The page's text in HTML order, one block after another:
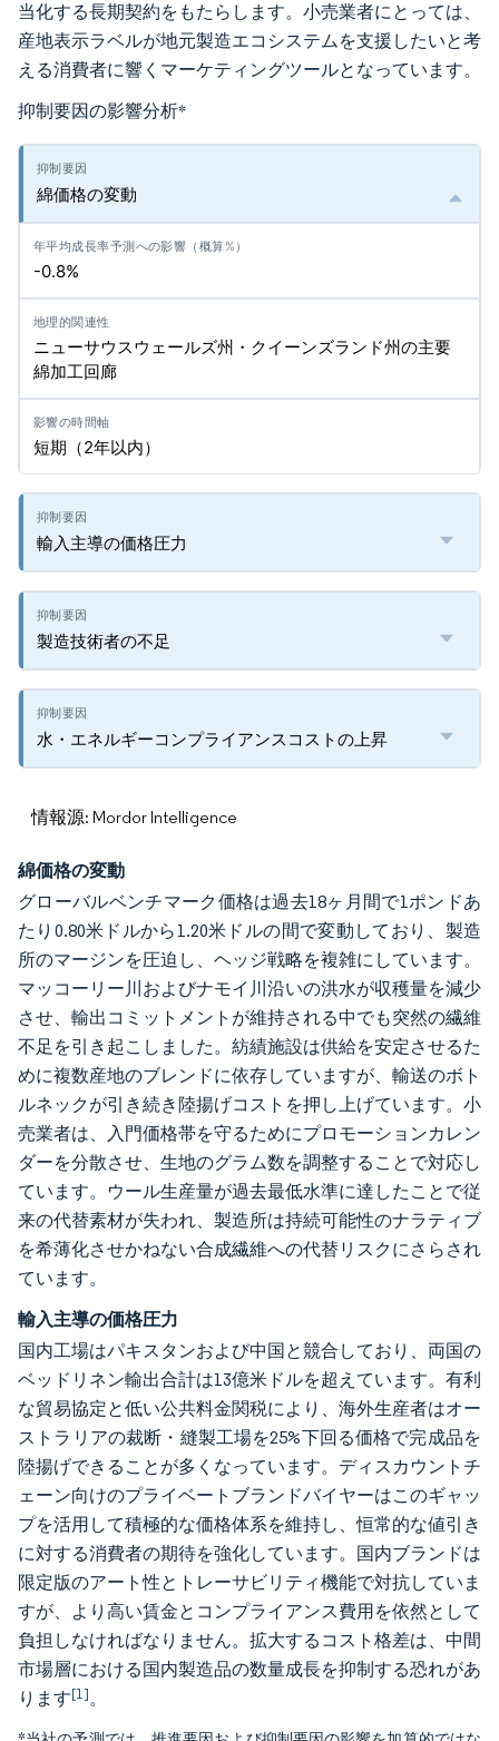
当化する長期契約をもたらします。小売業者にとっては、
産地表示ラベルが地元製造エコシステムを支援したいと考
える消費者に響くマーケティングツールとなっています。
抑制要因の影響分析*
綿価格の変動
-0.8%
ニューサウスウェールズ州・クイーンズランド州の主要
綿加工回廊
短期（2年以内）
輸入主導の価格圧力
製造技術者の不足
水・エネルギーコンプライアンスコストの上昇
情報源: Mordor Intelligence
綿価格の変動
グローバルベンチマーク価格は過去18ヶ月間で1ポンドあ
たり0.80米ドルから1.20米ドルの間で変動しており、製造
所のマージンを圧迫し、ヘッジ戦略を複雑にしています。
マッコーリー川およびナモイ川沿いの洪水が収穫量を減少
させ、輸出コミットメントが維持される中でも突然の繊維
不足を引き起こしました。紡績施設は供給を安定させるた
めに複数産地のブレンドに依存していますが、輸送のボト
ルネックが引き続き陸揚げコストを押し上げています。小
売業者は、入門価格帯を守るためにプロモーションカレン
ダーを分散させ、生地のグラム数を調整することで対応し
ています。ウール生産量が過去最低水準に達したことで従
来の代替素材が失われ、製造所は持続可能性のナラティブ
を希薄化させかねない合成繊維への代替リスクにさらされ
ています。
輸入主導の価格圧力
国内工場はパキスタンおよび中国と競合しており、両国の
ベッドリネン輸出合計は13億米ドルを超えています。有利
な貿易協定と低い公共料金関税により、海外生産者はオー
ストラリアの裁断・縫製工場を25%下回る価格で完成品を
陸揚げできることが多くなっています。ディスカウントチ
ェーン向けのプライベートブランドバイヤーはこのギャッ
プを活用して積極的な価格体系を維持し、恒常的な値引き
に対する消費者の期待を強化しています。国内ブランドは
限定版のアート性とトレーサビリティ機能で対抗していま
すが、より高い賃金とコンプライアンス費用を依然として
負担しなければなりません。拡大するコスト格差は、中間
市場層における国内製造品の数量成長を抑制する恐れがあ
ります[1]。